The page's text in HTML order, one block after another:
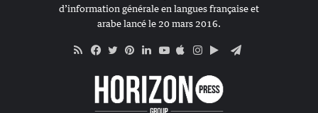
d’information générale en langues française et
arabe lancé le 20 mars 2016.
RSS
Apple
Google
Telegram